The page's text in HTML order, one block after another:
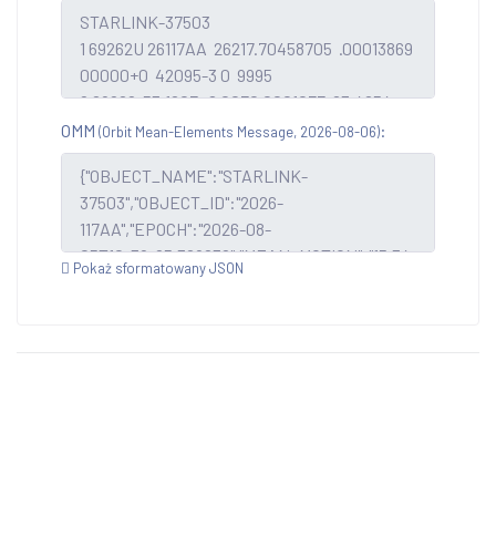
OMM (Orbit Mean-Elements Message, 2026-08-06):
Pokaż sformatowany JSON